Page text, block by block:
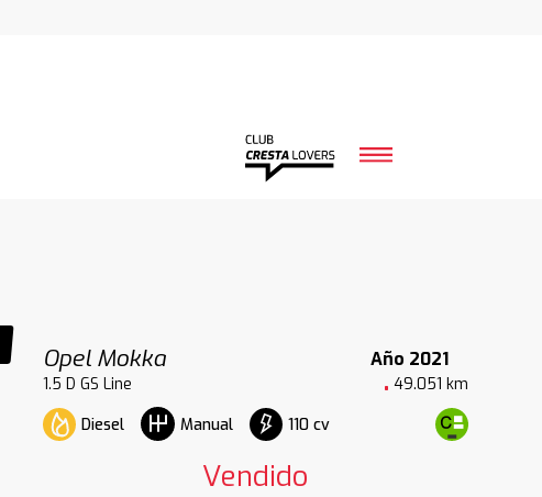
Opel Mokka
Año 2021
1.5 D GS Line
49.051 km
Diesel
Manual 110 cv
Vendido